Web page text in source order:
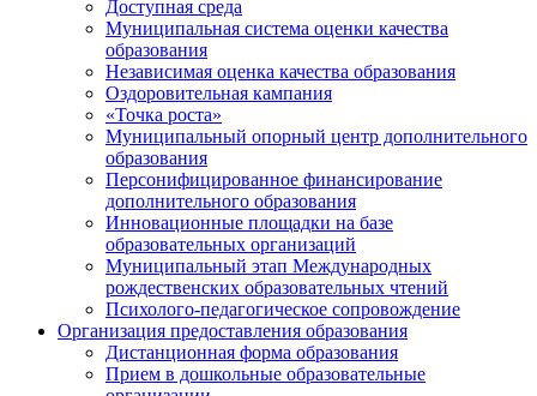
Доступная среда
Муниципальная система оценки качества
образования
Независимая оценка качества образования
Оздоровительная кампания
«Точка роста»
Муниципальный опорный центр дополнительного
образования
Персонифицированное финансирование
дополнительного образования
Инновационные площадки на базе
образовательных организаций
Муниципальный этап Международных
рождественских образовательных чтений
Психолого-педагогическое сопровождение
Организация предоставления образования
Дистанционная форма образования
Прием в дошкольные образовательные